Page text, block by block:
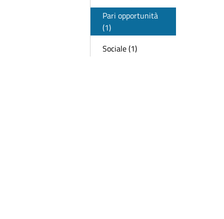
Pari opportunità
(1)
Sociale (1)